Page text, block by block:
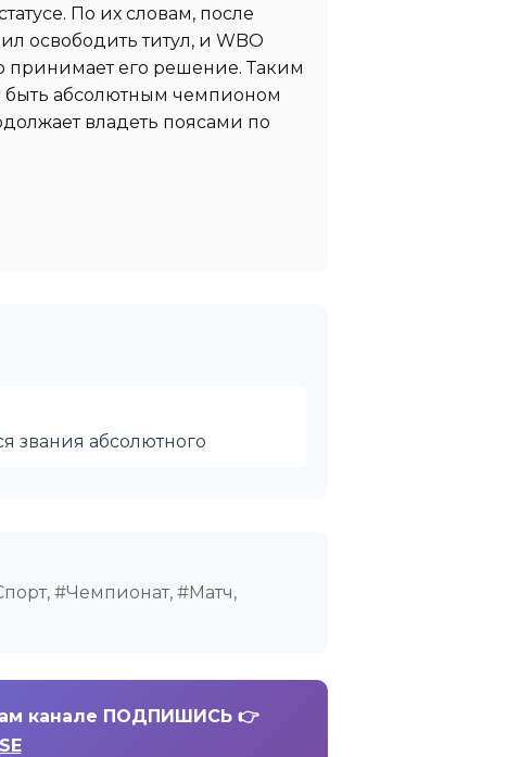
По их словам, после
освободить титул, и WBO
принимает его решение. Таким
быть абсолютным чемпионом
владеть поясами по
звания абсолютного
#Чемпионат, #Матч,
канале ПОДПИШИСЬ 👉